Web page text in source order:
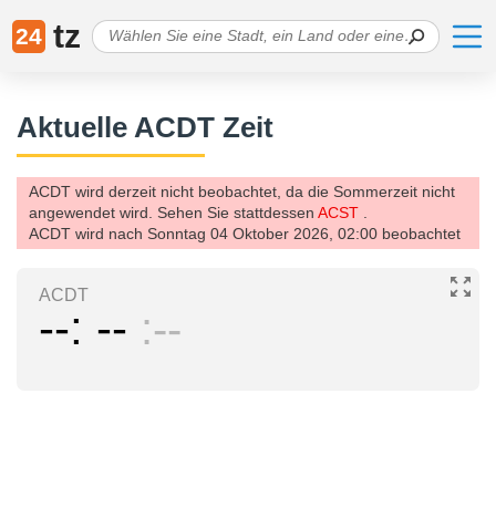
24 tz
Aktuelle ACDT Zeit
ACDT wird derzeit nicht beobachtet, da die Sommerzeit nicht
angewendet wird. Sehen Sie stattdessenACST
ACDT wird nach Sonntag 04 Oktober 2026, 02:00 beobachtet
ACDT
-- -- --